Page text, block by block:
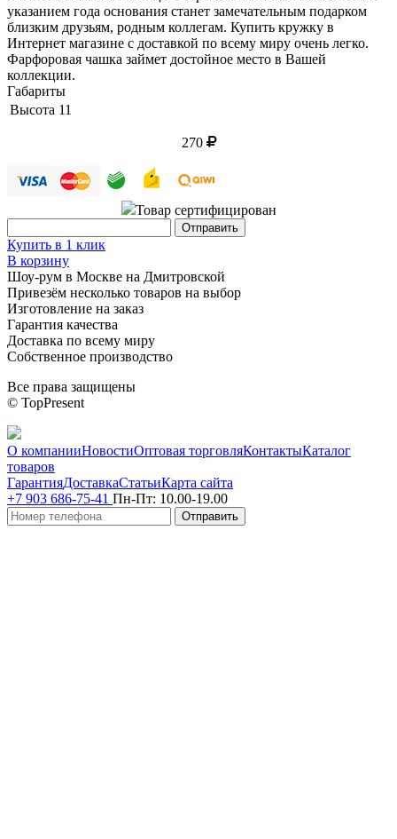
указанием года основания станет замечательным подарком
близким друзьям, родным коллегам. Купить кружку в
Интернет магазине с доставкой по всему миру очень легко.
Фарфоровая чашка займет достойное место в Вашей
коллекции.
Габариты
Высота 11
270
Товар сертифицирован
Купить в 1 клик
В корзину
Шоу-рум в Москве на Дмитровской
Привезём несколько товаров на выбор
Изготовление на заказ
Гарантия качества
Доставка по всему миру
Собственное производство
Все права защищены
© TopPresent
О компанииНовостиОптовая торговляКонтактыКаталог
товаров
ГарантияДоставкаСтатьиКарта сайта
+7 903 686-75-41 Пн-Пт: 10.00-19.00